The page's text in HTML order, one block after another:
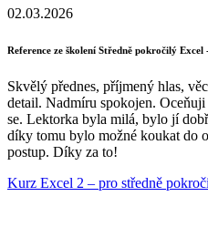
02.03.2026
Reference ze školení Středně pokročilý Excel
Skvělý přednes, příjmený hlas,
detail. Nadmíru spokojen.
se. Lektorka byla milá, bylo jí
díky tomu bylo možné koukat do
postup. Díky za to!
Kurz Excel 2 – pro středně